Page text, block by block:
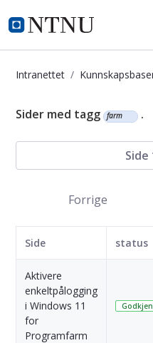
i.ntnu.no
Intranettet
Kunnskapsbasen
Sider med tagg farm .
Side
Forrige
Side status
Aktivere
enkeltpålogging
i Windows 11
for
Programfarm